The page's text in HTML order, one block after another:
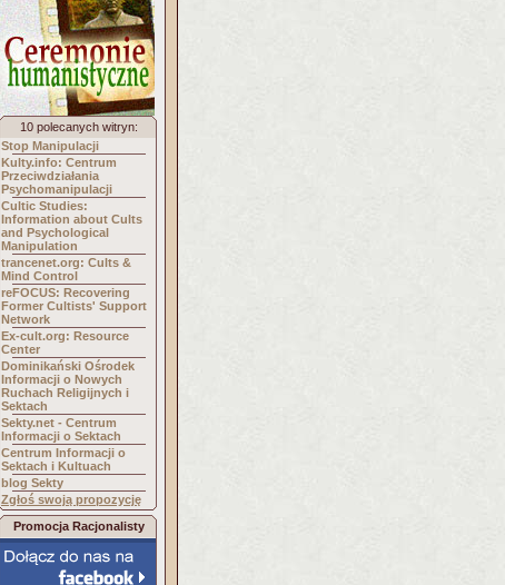
10 polecanych witryn:
Stop Manipulacji
Kulty.info: Centrum
Przeciwdziałania
Psychomanipulacji
Cultic Studies:
Information about Cults
and Psychological
Manipulation
trancenet.org: Cults &
Mind Control
reFOCUS: Recovering
Former Cultists' Support
Network
Ex-cult.org: Resource
Center
Dominikański Ośrodek
Informacji o Nowych
Ruchach Religijnych i
Sektach
Sekty.net - Centrum
Informacji o Sektach
Centrum Informacji o
Sektach i Kultuach
blog Sekty
Zgłoś swoją propozycję
Promocja Racjonalisty